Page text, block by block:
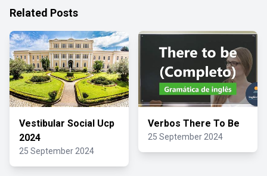
Related Posts
Vestibular Social Ucp
2024
25 September 2024
Verbos There To Be
25 September 2024